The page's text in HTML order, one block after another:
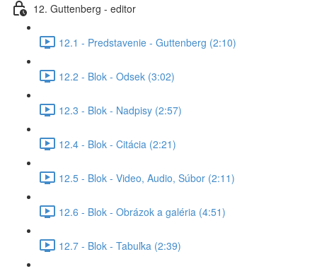
12. Guttenberg - editor
12.1 - Predstavenie - Guttenberg (2:10)
12.2 - Blok - Odsek (3:02)
12.3 - Blok - Nadpisy (2:57)
12.4 - Blok - Citácia (2:21)
12.5 - Blok - Video, Audio, Súbor (2:11)
12.6 - Blok - Obrázok a galéria (4:51)
12.7 - Blok - Tabuľka (2:39)